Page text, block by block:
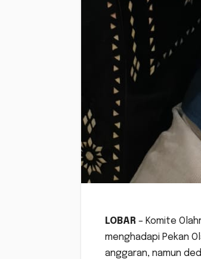
LOBAR – Komite
menghadapi Pekan
anggaran, namun